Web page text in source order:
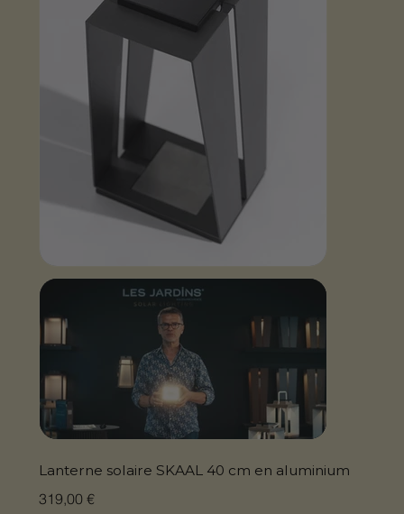
Lanterne solaire SKAAL 40 cm en aluminium
Prix
319,00 €